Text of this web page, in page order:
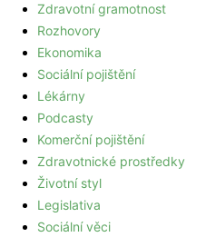
Zdravotní gramotnost
Rozhovory
Ekonomika
Sociální pojištění
Lékárny
Podcasty
Komerční pojištění
Zdravotnické prostředky
Životní styl
Legislativa
Sociální věci